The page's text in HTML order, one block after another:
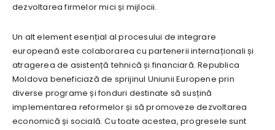
dezvoltarea firmelor mici și mijlocii.
Un alt element esențial al procesului de integrare
europeană este colaborarea cu partenerii internaționali și
atragerea de asistență tehnică și financiară. Republica
Moldova beneficiază de sprijinul Uniunii Europene prin
diverse programe și fonduri destinate să susțină
implementarea reformelor și să promoveze dezvoltarea
economică și socială. Cu toate acestea, progresele sunt